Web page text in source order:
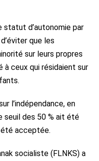
statut d’autonomie par
que les
sur leurs propres
ceux qui résidaient sur
l’indépendance, en
seuil des 50 % ait été
été acceptée.
socialiste (FLNKS) a